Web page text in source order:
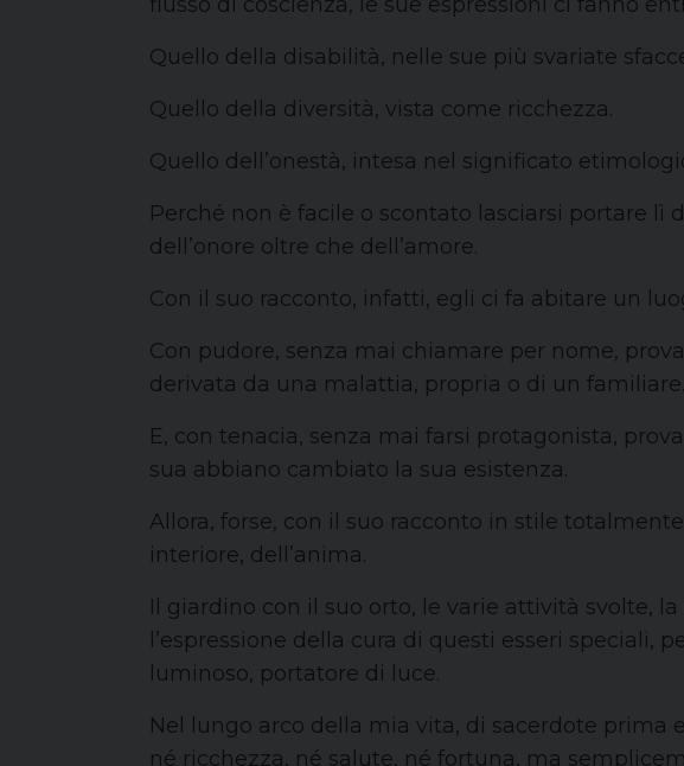
Quello della disabilità, nelle sue più svariate
Quello della diversità, vista come ricchezza.
Quello dell’onestà, intesa nel significato
Perché non è facile o scontato lasciarsi portare lì
dell’onore oltre che dell’amore.
Con il suo racconto, infatti, egli ci fa abitare un
Con pudore, senza mai chiamare per nome,
derivata da una malattia, propria o di un familiare.
E, con tenacia, senza mai farsi protagonista,
sua abbiano cambiato la sua esistenza.
Allora, forse, con il suo racconto in stile
interiore, dell’anima.
Il giardino con il suo orto, le varie attività svolte,
l’espressione della cura di questi esseri
luminoso, portatore di luce.
Nel lungo arco della mia vita, di sacerdote prima
né ricchezza, né salute, né fortuna, ma